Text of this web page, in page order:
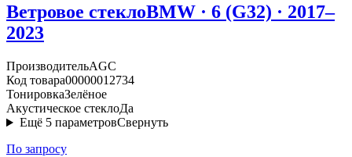
Ветровое стеклоBMW · 6 (G32) · 2017–
2023
ПроизводительAGC
Код товара00000012734
ТонировкаЗелёное
Акустическое стеклоДа
Ещё 5 параметровСвернуть
По запросу